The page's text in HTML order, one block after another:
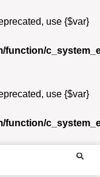
use {$var}
function/
use {$var}
function/